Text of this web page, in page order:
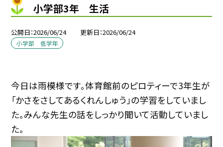
小学部3年 生活
公開日 2026/06/24 更新日 2026/06/24
小学部 低学年
今日は雨模様です。体育館前のピロティーで3年生が
「かさをさしてあるくれんしゅう」の学習をしていまし
た。みんな先生の話をしっかり聞いて活動していまし
た。